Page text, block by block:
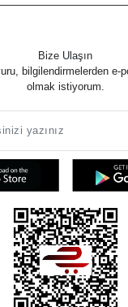
Bize Ulaşın
bilgilendirmelerden e-
olmak istiyorum.